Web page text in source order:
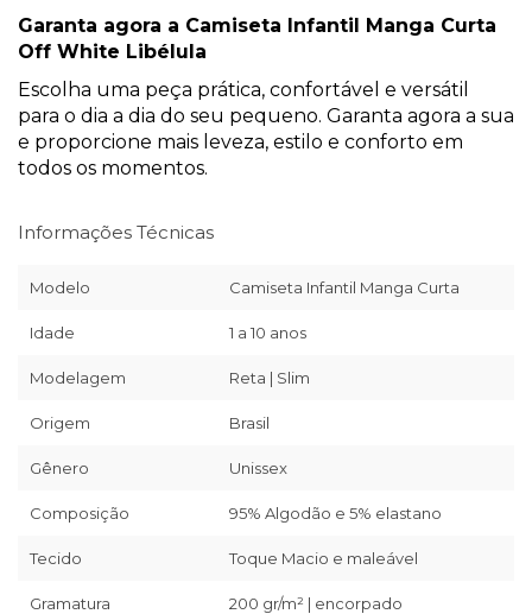
Garanta agora a Camiseta Infantil Manga Curta
Off White Libélula
Escolha uma peça prática, confortável e versátil
para o dia a dia do seu pequeno. Garanta agora a sua
e proporcione mais leveza, estilo e conforto em
todos os momentos.
Informações Técnicas
Modelo Camiseta Infantil Manga Curta
Idade 1 a 10 anos
Modelagem Reta | Slim
Origem Brasil
Gênero Unissex
Composição 95% Algodão e 5% elastano
Tecido Toque Macio e maleável
Gramatura 200 gr/m² | encorpado